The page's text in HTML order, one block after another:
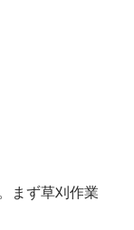
まず草刈作業